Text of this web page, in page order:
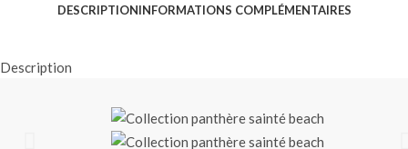
DESCRIPTIONINFORMATIONS COMPLÉMENTAIRES
Description